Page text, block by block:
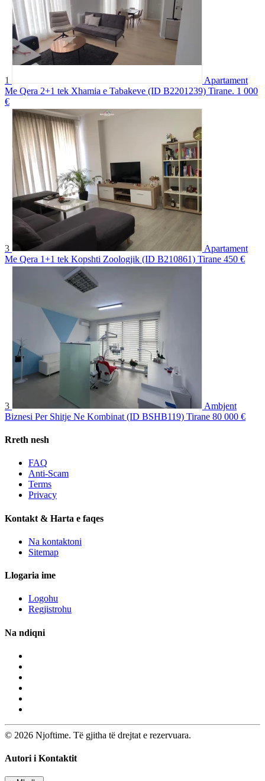
1
Apartament
Me Qera 2+1 tek Xhamia e Tabakeve (ID B2201239) Tirane. 1 000
€
3
Apartament
Me Qera 1+1 tek Kopshti Zoologjik (ID B210861) Tirane 450 €
3
Ambjent
Biznesi Per Shitje Ne Kombinat (ID BSHB119) Tirane 80 000 €
Rreth nesh
FAQ
Anti-Scam
Terms
Privacy
Kontakt & Harta e faqes
Na kontaktoni
Sitemap
Llogaria ime
Logohu
Regjistrohu
Na ndiqni
© 2026 Njoftime. Të gjitha të drejtat e rezervuara.
Autori i Kontaktit